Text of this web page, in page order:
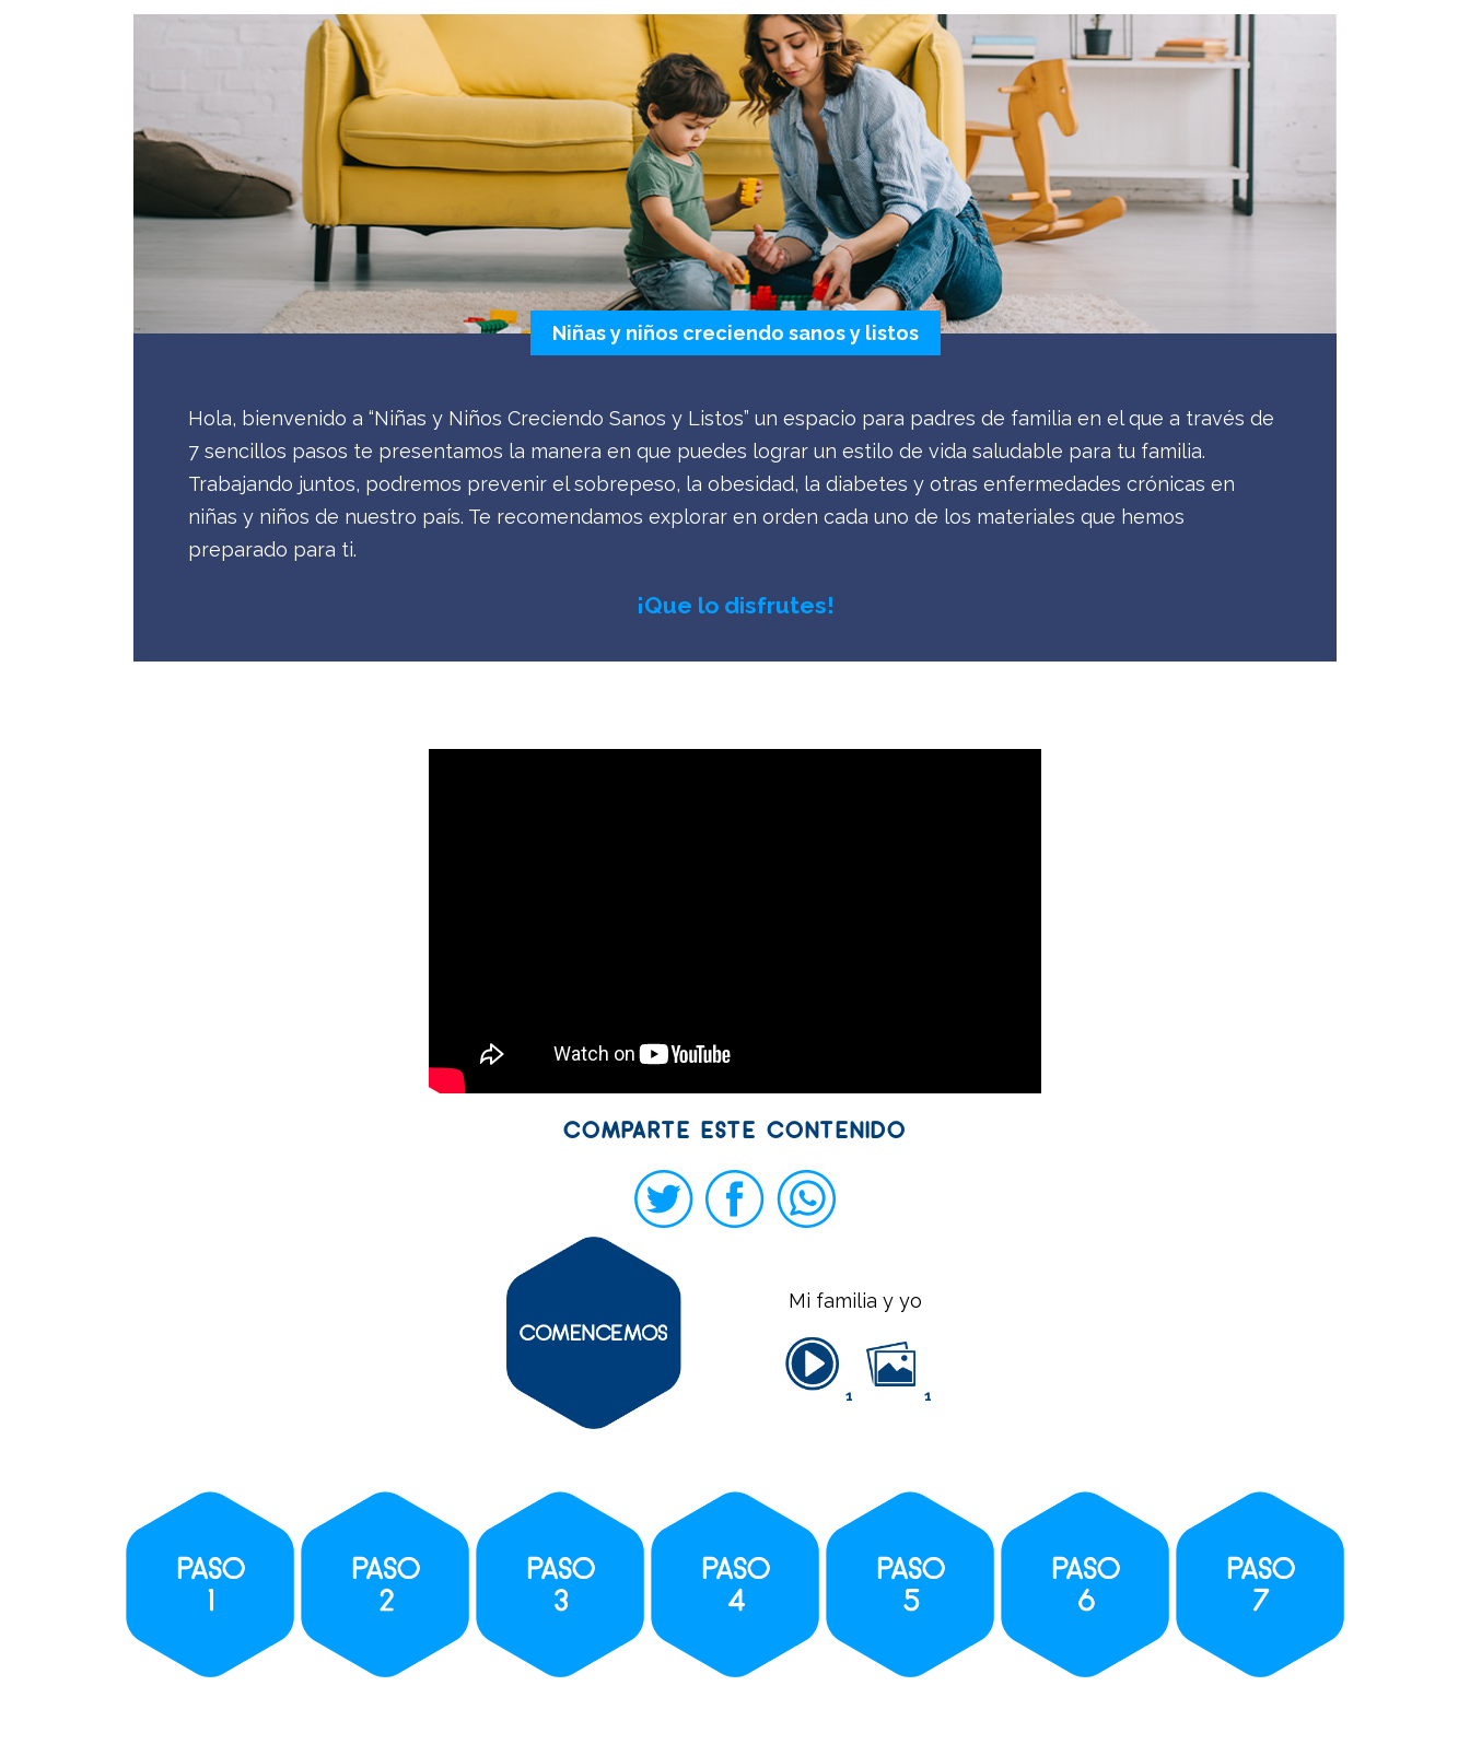
Niñas y niños creciendo sanos y listos
Hola, bienvenido a “Niñas y Niños Creciendo Sanos y Listos” un espacio para padres de familia en el que a través de
7 sencillos pasos te presentamos la manera en que puedes lograr un estilo de vida saludable para tu familia.
Trabajando juntos, podremos prevenir el sobrepeso, la obesidad, la diabetes y otras enfermedades crónicas en
niñas y niños de nuestro país. Te recomendamos explorar en orden cada uno de los materiales que hemos
preparado para ti.
¡Que lo disfrutes!
COMPARTE ESTE CONTENIDO
Mi familia y yo
1 1